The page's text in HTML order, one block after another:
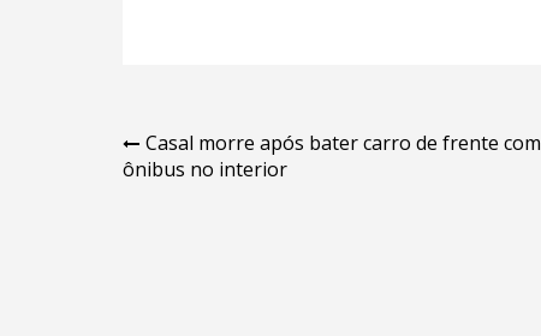
Navegação
de
Casal morre após bater carro de frente com
ônibus no interior